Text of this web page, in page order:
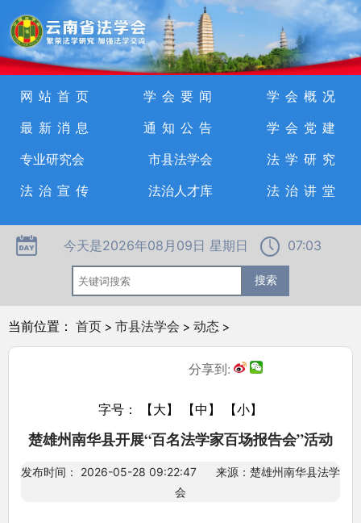
网站首页 学会要闻 学会概况
最新消息 通知公告 学会党建
专业研究会 市县法学会 法学研究
法治宣传 法治人才库 法治讲堂
今天是2026年08月09日 星期日 07:03
当前位置： 首页 > 市县法学会 > 动态 >
分享到:
字号： 【大】 【中】 【小】
楚雄州南华县开展“百名法学家百场报告会”活动
发布时间： 2026-05-28 09:22:47 来源：楚雄州南华县法学
会